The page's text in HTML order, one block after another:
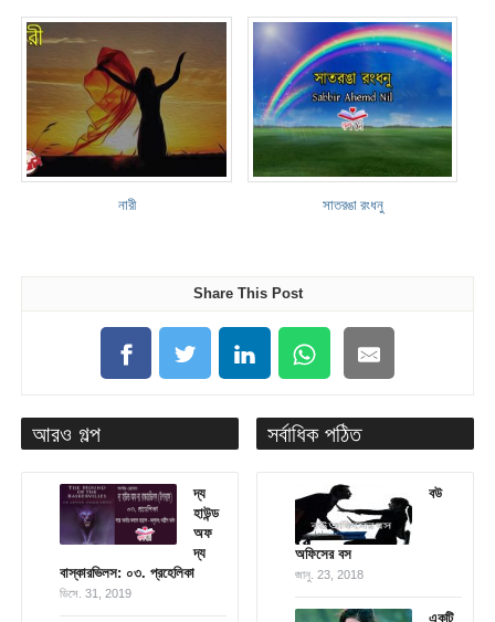
নারী সাতরঙা রংধনু
Share This Post
আরও গল্প
দ্য
হাউন্ড
অফ
দ্য
বাস্কারভিলস: ০৩. প্রহেলিকা
ডিসে. 31, 2019
সর্বাধিক পঠিত
বউ
অফিসের বস
জানু. 23, 2018
একটি